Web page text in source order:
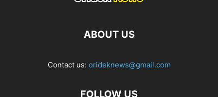
ABOUT US
Contact us: orideknews@gmail.com
FOLLOW US